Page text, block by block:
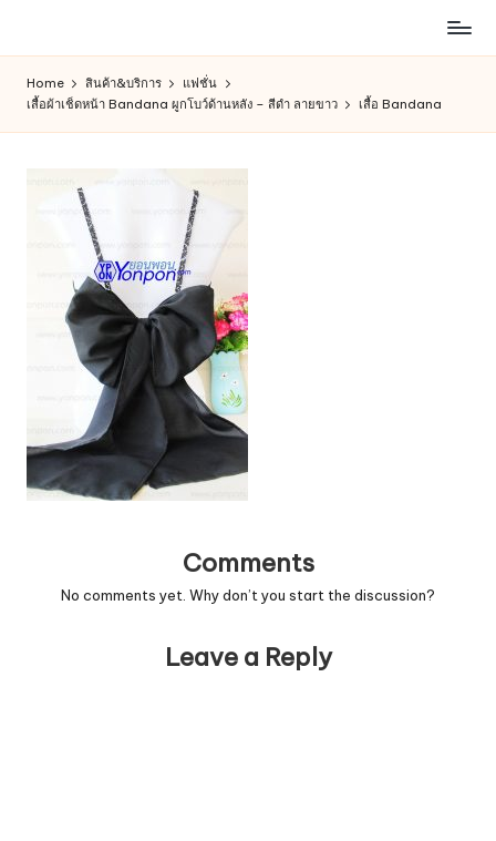
content
สินค้า
Home สินค้า&บริการ
แฟชั่น
เสื้อผ้าเช็ดหน้า Bandana ผูกโบว์ด้านหลัง – สีดำ ลายขาว
เสื้อ Bandana
Comments
No comments yet. Why don’t you start the discussion?
Leave a Reply